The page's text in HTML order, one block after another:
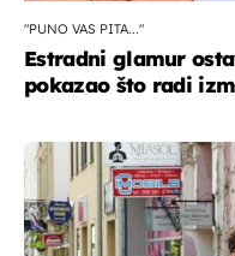
"PUNO VAS PITA..."
Estradni glamur
pokazao što radi